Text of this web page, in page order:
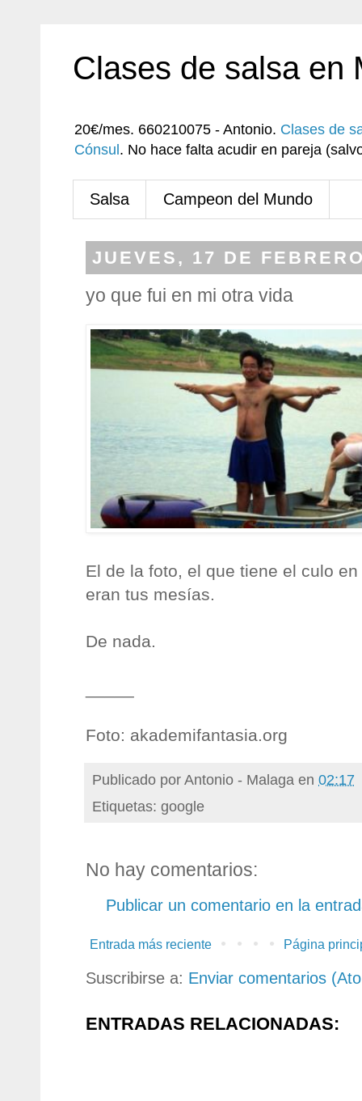
Clases de salsa en
20€/mes. 660210075 - Antonio. Clases de
Cónsul . No hace falta acudir en pareja
Salsa Campeon del Mundo
JUEVES, 17 DE
yo que fui en mi otra vida
El de la foto, el que tiene el culo
eran tus mesías.
De nada.
Foto: akademifantasia.org
Publicado porAntonio - Malaga en 02:17
Etiquetas: google
No hay comentarios:
Publicar un comentario en la
Entrada más reciente Página
Suscribirse a: Enviar comentarios
ENTRADAS RELACIONADAS: